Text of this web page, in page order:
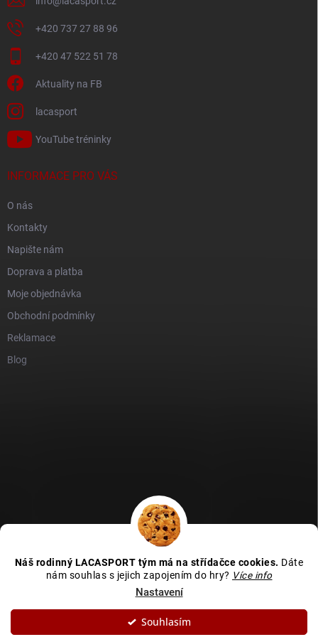
Náš rodinný LACASPORT tým má na střídačce cookies. Dáte
nám souhlas s jejich zapojením do hry? Více info
Nastavení
Souhlasím
+420 737 27 88 96
+420 47 522 51 78
Aktuality na FB
lacasport
YouTube tréninky
INFORMACE PRO VÁS
O nás
Kontakty
Napište nám
Doprava a platba
Moje objednávka
Obchodní podmínky
Reklamace
Blog
Zboží recenze
Kamenná prodejna - MAPA
. Všechna práva vyhrazena.